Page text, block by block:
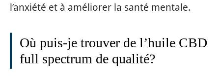
l’anxiété et à améliorer la santé mentale.
Où puis-je trouver de l’huile CBD
full spectrum de qualité?